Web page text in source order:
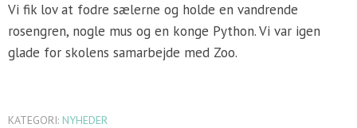
Vi fik lov at fodre sælerne og holde en vandrende
rosengren, nogle mus og en konge Python. Vi var igen
glade for skolens samarbejde med Zoo.
KATEGORI: NYHEDER